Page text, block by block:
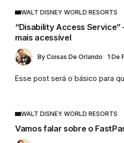
WALT DISNEY WORLD RESORTS
“Disability Access Service”
mais acessível
By Coisas De Orlando 1 De
Esse post será o básico para
WALT DISNEY WORLD RESORTS
Vamos falar sobre o